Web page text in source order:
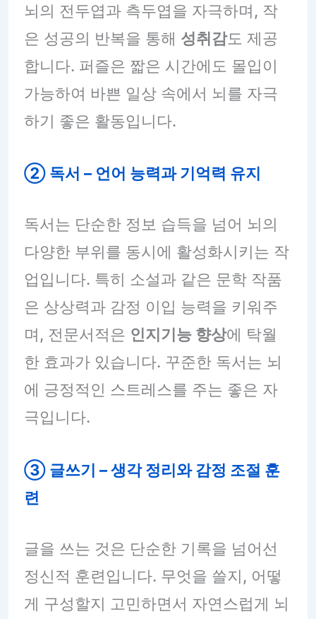
뇌의 전두엽과 측두엽을 자극하며, 작
은 성공의 반복을 통해 성취감도 제공
합니다. 퍼즐은 짧은 시간에도 몰입이
가능하여 바쁜 일상 속에서 뇌를 자극
하기 좋은 활동입니다.
② 독서 – 언어 능력과 기억력 유지
독서는 단순한 정보 습득을 넘어 뇌의
다양한 부위를 동시에 활성화시키는 작
업입니다. 특히 소설과 같은 문학 작품
은 상상력과 감정 이입 능력을 키워주
며, 전문서적은 인지기능 향상에 탁월
한 효과가 있습니다. 꾸준한 독서는 뇌
에 긍정적인 스트레스를 주는 좋은 자
극입니다.
③ 글쓰기 – 생각 정리와 감정 조절 훈
련
글을 쓰는 것은 단순한 기록을 넘어선
정신적 훈련입니다. 무엇을 쓸지, 어떻
게 구성할지 고민하면서 자연스럽게 뇌